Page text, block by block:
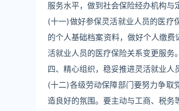
服务水平，做到社会保险经办机构与
(十一)做好参保灵活就业人员的医疗
的个人基础档案资料，做好个人缴
活就业人员的医疗保险关系变更服务
四、精心组织，稳妥推进灵活就业人
(十二)各级劳动保障部门要努力争取
造良好的氛围。要主动与工商、税务